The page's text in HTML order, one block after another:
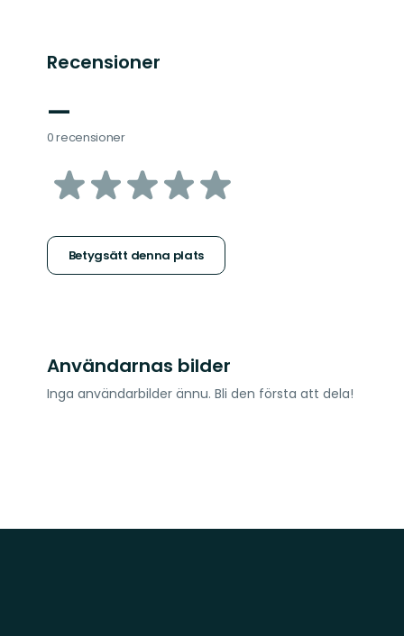
Recensioner
—
0 recensioner
av
stjärnor
Betygsätt denna plats
Användarnas bilder
Inga användarbilder ännu. Bli den första att dela!